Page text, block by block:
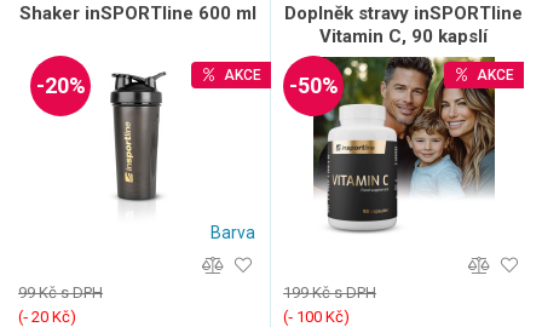
Shaker inSPORTline 600 ml
AKCE
-20%
Barva
99 Kč s DPH
(‐ 20 Kč)
Doplněk stravy inSPORTline
Vitamin C, 90 kapslí
AKCE
-50%
199 Kč s DPH
(‐ 100 Kč)